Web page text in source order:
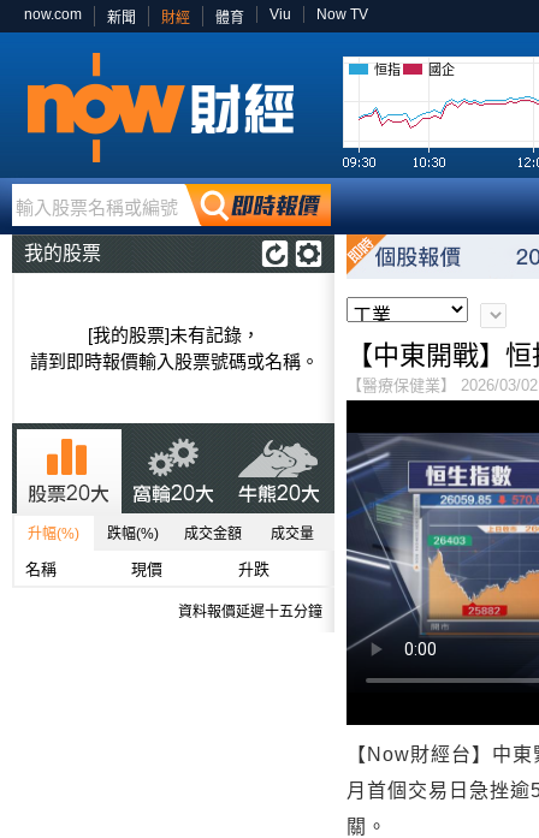
now.com 新聞 財經 體育 Viu Now TV
恒指 國企
輸入股票名稱或編號
我的股票
[我的股票]未有記錄，
請到即時報價輸入股票號碼或名稱。
升幅(%) 跌幅(%) 成交金額 成交量
名稱 現價 升跌
資料報價延遲十五分鐘
【中東開戰】
【醫療保健業】 2026/03/
【Now財經台】中
月首個交易日急挫
關。